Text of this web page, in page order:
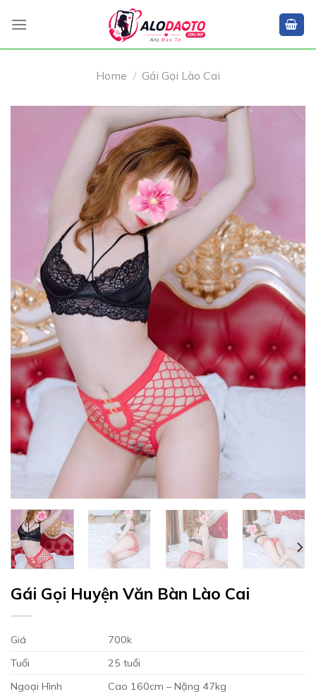
Home / Gái Gọi Lào Cai
Gái Gọi Huyện Văn Bàn Lào Cai
Giá
700k
Tuổi
25 tuổi
Ngoại Hình
Cao 160cm – Nặng 47kg